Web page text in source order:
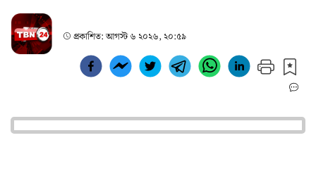
প্রকাশিত:আগস্ট ৬ ২০২৬, ২০:৫৯